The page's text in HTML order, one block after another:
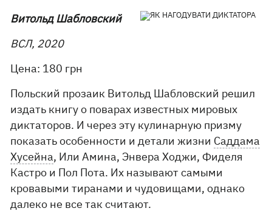
Витольд Шабловский
ВСЛ, 2020
Цена: 180 грн
Польский прозаик Витольд Шабловский решил
издать книгу о поварах известных мировых
диктаторов. И через эту кулинарную призму
показать особенности и детали жизни Саддама
Хусейна, Или Амина, Энвера Ходжи, Фиделя
Кастро и Пол Пота. Их называют самыми
кровавыми тиранами и чудовищами, однако
далеко не все так считают.